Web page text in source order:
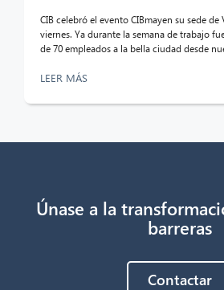
CIB celebró el evento CIBmayen su sede de
viernes. Ya durante la semana de trabajo
de 70 empleados a la bella ciudad desde
LEER MÁS
Únase a la
barreras
Contactar